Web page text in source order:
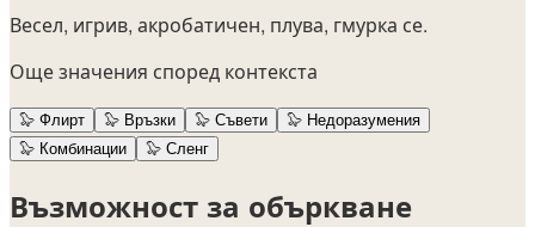
Весел, игрив, акробатичен, плува, гмурка се.
Още значения според контекста
🦭 Флирт 🦭 Връзки 🦭 Съвети 🦭 Недоразумения
🦭 Комбинации 🦭 Сленг
Възможност за объркване